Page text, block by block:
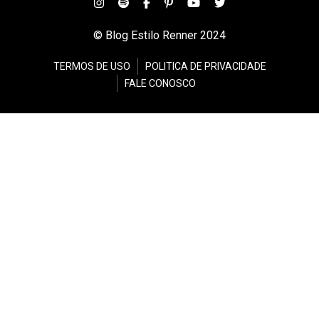
© Blog Estilo Renner 2024
TERMOS DE USO
POLITICA DE PRIVACIDADE
FALE CONOSCO